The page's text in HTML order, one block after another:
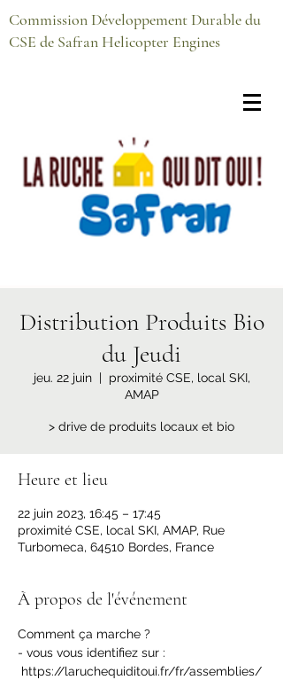
Commission Développement Durable du
CSE de Safran Helicopter Engines
Distribution Produits Bio
du Jeudi
jeu. 22 juin
  |
proximité CSE, local SKI,
AMAP
Heure et lieu
22 juin 2023, 16:45 – 17:45
proximité CSE, local SKI, AMAP, Rue
Turbomeca, 64510 Bordes, France
À propos de l'événement
Comment ça marche ?
- vous vous identifiez sur :
https://laruchequiditoui.fr/fr/assemblies/